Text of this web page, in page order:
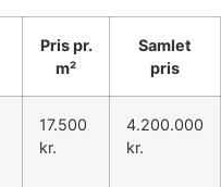
Pris pr.
m²
Samlet
pris
17.500
kr.
4.200.000
kr.